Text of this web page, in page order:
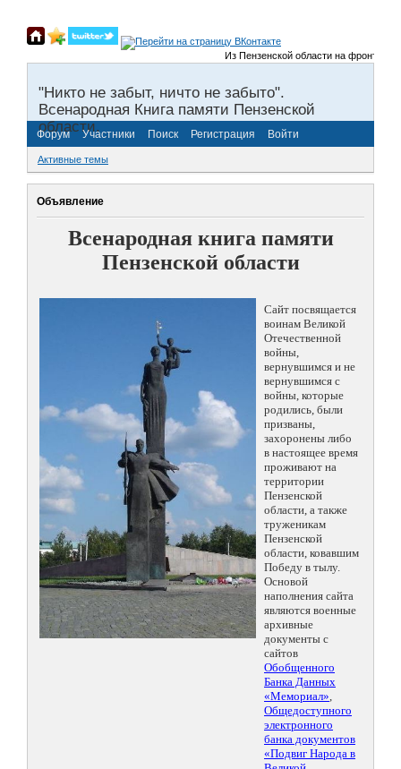
Из Пензенской области на фронты
"Никто не забыт, ничто не забыто".
Всенародная Книга памяти Пензенской
области.
Форум Участники Поиск Регистрация Войти
Активные темы
Объявление
Всенародная книга памяти
Пензенской области
Сайт посвящается
воинам Великой
Отечественной
войны,
вернувшимся и не
вернувшимся с
войны, которые
родились, были
призваны,
захоронены либо
в настоящее время
проживают на
территории
Пензенской
области, а также
труженикам
Пензенской
области, ковавшим
Победу в тылу.
Основой
наполнения сайта
являются военные
архивные
документы с
сайтов
Обобщенного
Банка Данных
«Мемориал»,
Общедоступного
электронного
банка документов
«Подвиг Народа в